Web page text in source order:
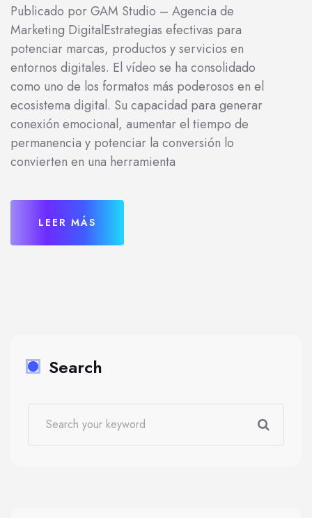
Publicado por GAM Studio – Agencia de
Marketing DigitalEstrategias efectivas para
potenciar marcas, productos y servicios en
entornos digitales. El vídeo se ha consolidado
como uno de los formatos más poderosos en el
ecosistema digital. Su capacidad para generar
conexión emocional, aumentar el tiempo de
permanencia y potenciar la conversión lo
convierten en una herramienta
LEER MÁS
Search